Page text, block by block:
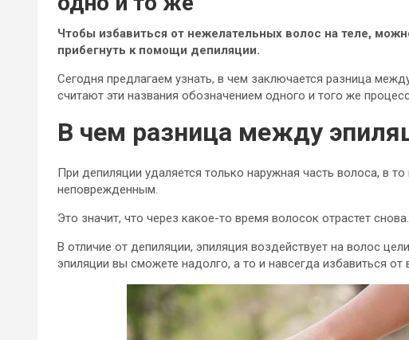
Чтобы избавиться от нежелательных волос на теле,
прибегнуть к помощи депиляции.
Сегодня предлагаем узнать, в чем заключается разница
считают эти названия обозначением одного и того же
В чем разница между
При депиляции удаляется только наружная часть волоса, в
неповрежденным.
Это значит, что через какое-то время волосок отрастет снова.
В отличие от депиляции, эпиляция воздействует на волос
эпиляции вы сможете надолго, а то и навсегда избавиться от